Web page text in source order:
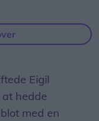
Som minimum
af
Eigil
at hedde
med en